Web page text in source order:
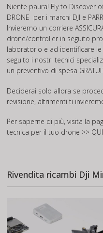
Niente paura! Fly to Discover
DRONE per i marchi DJI e
Invieremo un corriere
drone/controller in seguito
laboratorio e ad identificare
seguito i nostri tecnici
un preventivo di spesa
Deciderai solo allora se
revisione, altrimenti ti
Per saperne di più, visita la
tecnica per il tuo drone >>
Rivendita ricambi Dji